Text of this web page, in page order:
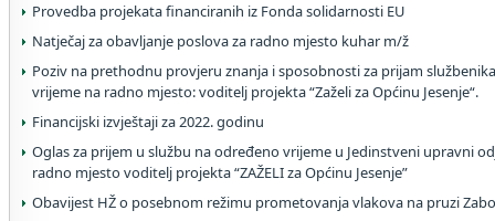
Provedba projekata financiranih iz Fonda solidarnosti EU
Natječaj za obavljanje poslova za radno mjesto kuhar m/ž
Poziv na prethodnu provjeru znanja i sposobnosti za prijam
vrijeme na radno mjesto: voditelj projekta “Zaželi za Općinu Jesenje“.
Financijski izvještaji za 2022. godinu
Oglas za prijem u službu na određeno vrijeme u Jedinstveni upravni
radno mjesto voditelj projekta “ZAŽELI za Općinu Jesenje”
Obavijest HŽ o posebnom režimu prometovanja vlakova na pruzi